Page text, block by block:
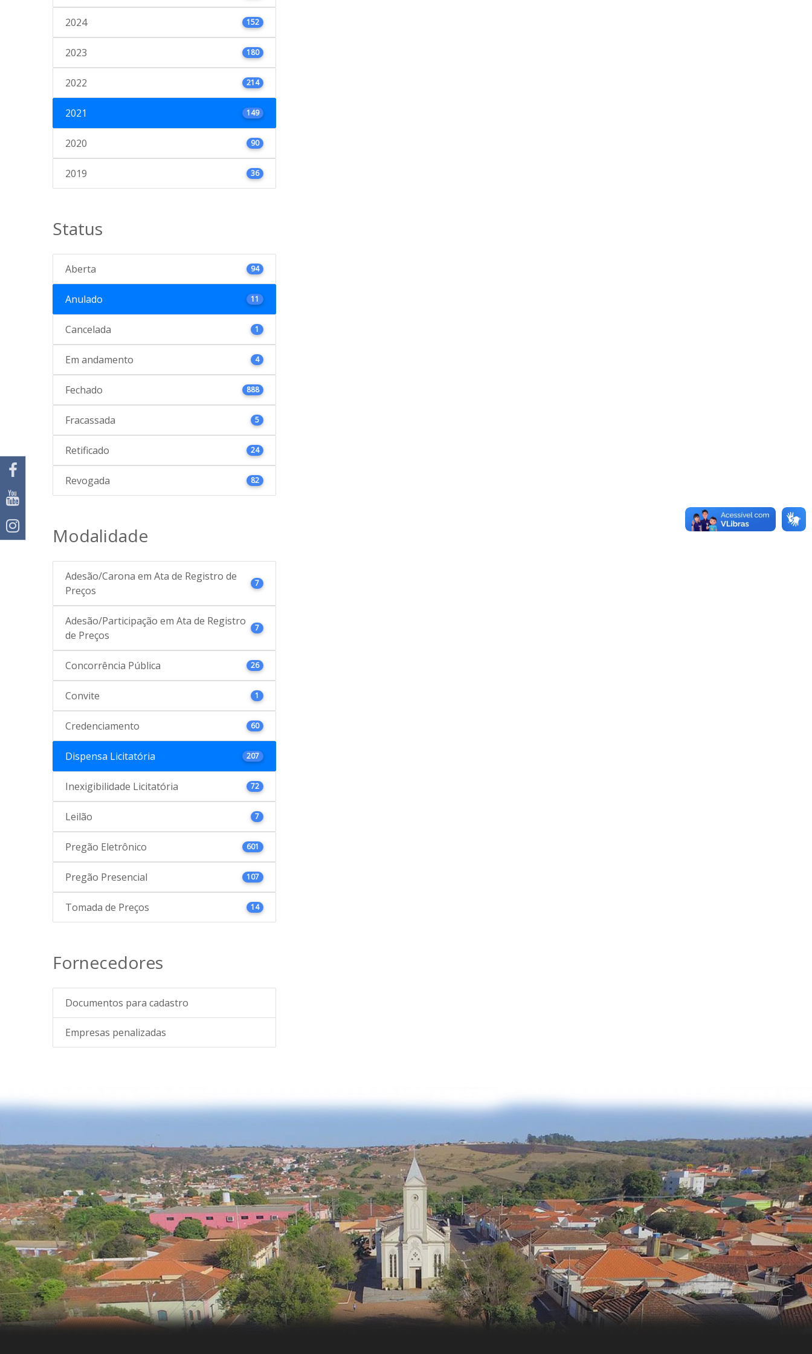
2024 152
2023 180
2022 214
2021 149
2020 90
2019 36
Status
Aberta 94
Anulado 11
Cancelada 1
Em andamento 4
Fechado 888
Fracassada 5
Retificado 24
Revogada 82
Modalidade
Adesão/Carona em Ata de Registro de
Preços
7
Adesão/Participação em Ata de Registro
de Preços
7
Concorrência Pública 26
Convite 1
Credenciamento 60
Dispensa Licitatória 207
Inexigibilidade Licitatória 72
Leilão 7
Pregão Eletrônico 601
Pregão Presencial 107
Tomada de Preços 14
Fornecedores
Documentos para cadastro
Empresas penalizadas